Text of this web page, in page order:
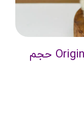
اسپری بدن ضد تعریق مدل Original حجم